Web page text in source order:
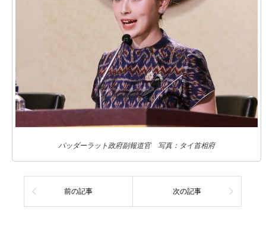
パッダーラット政府副報道官 写真：タイ首相府
前の記事 次の記事